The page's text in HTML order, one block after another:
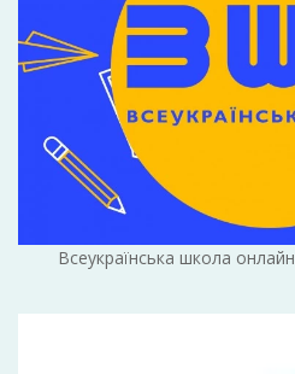
Всеукраїнська школа онлайн